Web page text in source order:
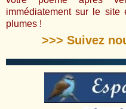
immédiatement sur le site
plumes !
>>> Suivez